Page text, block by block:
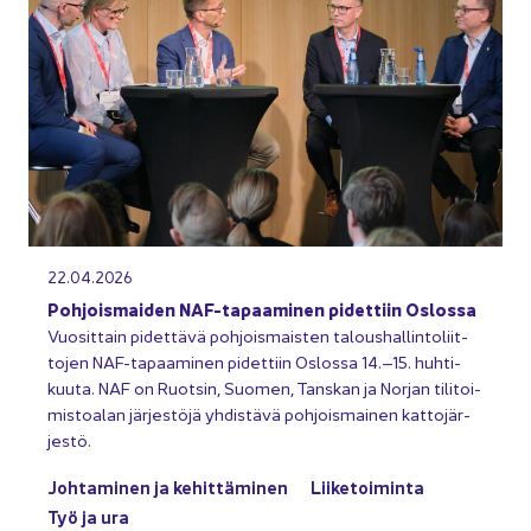
22.04.2026
Poh­jois­mai­den NAF-​tapaaminen pi­det­tiin Os­los­sa
Vuo­sit­tain pi­det­tä­vä poh­jois­mais­ten ta­lous­hal­lin­to­liit­
to­jen NAF-​tapaaminen pi­det­tiin Os­los­sa 14.–15. huh­ti­
kuu­ta. NAF on Ruot­sin, Suo­men, Tans­kan ja Nor­jan ti­li­toi­
mis­toa­lan jär­jes­tö­jä yh­dis­tä­vä poh­jois­mai­nen kat­to­jär­
jes­tö.
Joh­ta­mi­nen ja ke­hit­tä­mi­nen
Lii­ke­toi­min­ta
Työ ja ura